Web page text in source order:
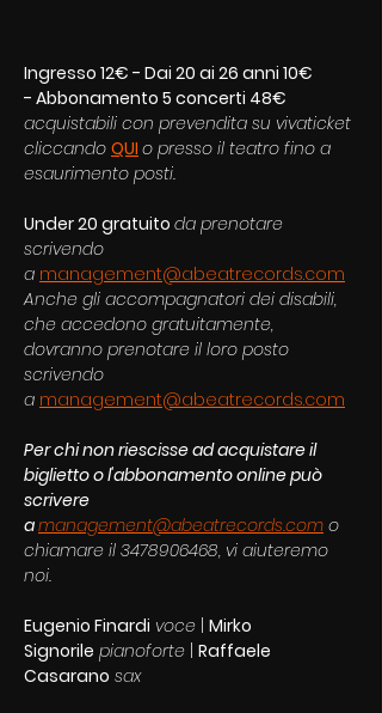
Ingresso 12€ - Dai 20 ai 26 anni 10€
- Abbonamento 5 concerti 48€
acquistabili con prevendita su vivaticket
cliccando QUI o presso il teatro fino a
esaurimento posti.
Under 20 gratuito da prenotare
scrivendo
a management@abeatrecords.com
Anche gli accompagnatori dei disabili,
che accedono gratuitamente,
dovranno prenotare il loro posto
scrivendo
a management@abeatrecords.com
Per chi non riescisse ad acquistare il
biglietto o l'abbonamento online può
scrivere
a management@abeatrecords.com o
chiamare il 3478906468, vi aiuteremo
noi.
Eugenio Finardi voce Mirko
Signorile pianoforte Raffaele
Casarano sax